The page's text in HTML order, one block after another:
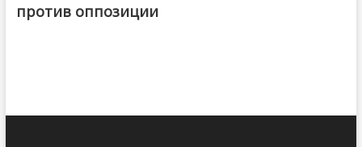
против оппозиции